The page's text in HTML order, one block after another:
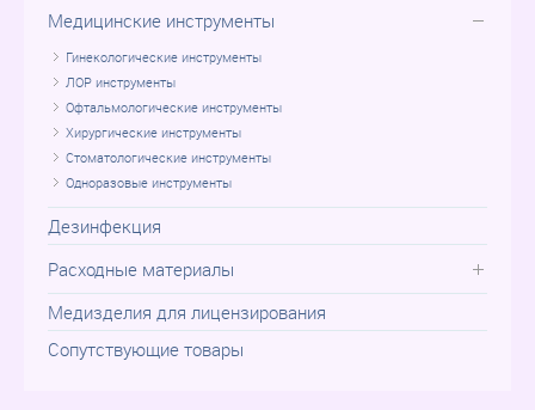
Медицинские инструменты
Гинекологические инструменты
ЛОР инструменты
Офтальмологические инструменты
Хирургические инструменты
Стоматологические инструменты
Одноразовые инструменты
Дезинфекция
Расходные материалы
Медизделия для лицензирования
Сопутствующие товары